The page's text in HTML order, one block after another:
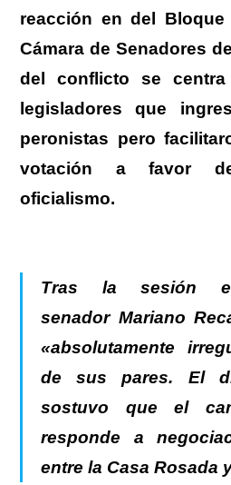
reacción en del
Cámara de Senadores
del conflicto se
legisladores que
peronistas pero
votación a favor
oficialismo.
Tras la sesión
senador Mariano
«absolutamente
de sus pares. El
sostuvo que el
responde a
entre la Casa Rosada